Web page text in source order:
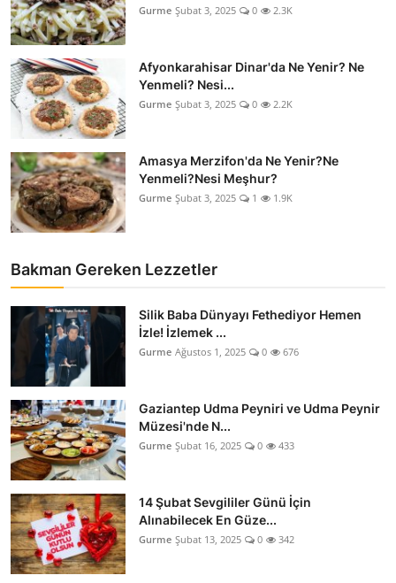
Gurme Şubat 3, 2025 0 2.3K
Afyonkarahisar Dinar'da Ne Yenir? Ne
Yenmeli? Nesi...
Gurme Şubat 3, 2025 0 2.2K
Amasya Merzifon'da Ne Yenir?Ne
Yenmeli?Nesi Meşhur?
Gurme Şubat 3, 2025 1 1.9K
Bakman Gereken Lezzetler
Silik Baba Dünyayı Fethediyor Hemen
İzle! İzlemek ...
Gurme Ağustos 1, 2025 0 676
Gaziantep Udma Peyniri ve Udma Peynir
Müzesi'nde N...
Gurme Şubat 16, 2025 0 433
14 Şubat Sevgililer Günü İçin
Alınabilecek En Güze...
Gurme Şubat 13, 2025 0 342